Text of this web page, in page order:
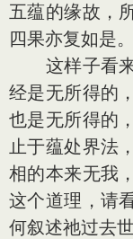
五蕴的缘故，
四果亦复如是。
这样子看来
经是无所得的
也是无所得的
止于蕴处界法
相的本来无我
这个道理，请
何叙述祂过去